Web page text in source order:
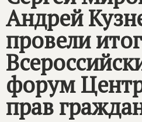
Андрей
провели
форум
прав